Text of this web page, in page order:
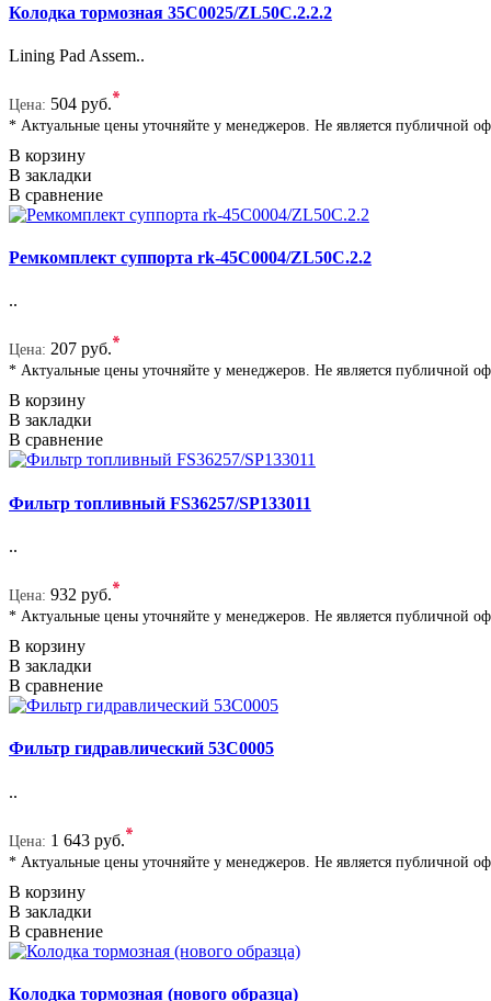
Колодка тормозная 35C0025/ZL50C.2.2.2
Lining Pad Assem..
Цена: 504 руб.*
* Актуальные цены уточняйте у менеджеров. Не является публичной
В корзину
В закладки
В сравнение
Ремкомплект суппорта rk-45C0004/ZL50C.2.2
..
Цена: 207 руб.*
* Актуальные цены уточняйте у менеджеров. Не является публичной
В корзину
В закладки
В сравнение
Фильтр топливный FS36257/SP133011
..
Цена: 932 руб.*
* Актуальные цены уточняйте у менеджеров. Не является публичной
В корзину
В закладки
В сравнение
Фильтр гидравлический 53C0005
..
Цена: 1 643 руб.*
* Актуальные цены уточняйте у менеджеров. Не является публичной
В корзину
В закладки
В сравнение
Колодка тормозная (нового образца)